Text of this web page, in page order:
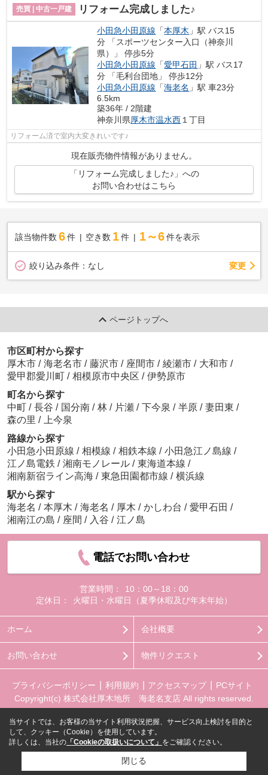
売買 | 中古一戸建 リフォーム完成しました♪
小田急小田原線 「本厚木 」駅 バス15
分 「スポーツセンター入口（神奈川
県）」 停歩5分
小田急小田原線 「愛甲石田 」駅 バス17
分 「毛利台団地」 停歩12分
小田急小田原線 「海老名 」駅 車23分
6.5km
築36年 / 2階建
神奈川県厚木市温水西 １丁目
リフォーム済で室内大変きれいです♪
現在販売物件情報がありません。
「リフォーム完成しました♪」への
お問い合わせはこちら
該当物件数 6件 空き数 1 件 1～6 件を表示
絞り込み条件： なし 変更
ページトップへ
市区町村から探す
厚木市 / 海老名市 / 藤沢市 / 座間市 / 綾瀬市 / 大和市 /
愛甲郡愛川町 / 相模原市中央区 / 伊勢原市
町名から探す
中町 / 長谷 / 国分南 / 林 / 片瀬 / 下今泉 / 半原 / 妻田東 /
森の里 /
上今泉
路線から探す
小田急小田原線 / 相模線 / 相鉄本線 / 小田急江ノ島線 /
江ノ島電鉄 / 湘南モノレール / 東海道本線 /
湘南新宿ライン高海 / 東急田園都市線 / 横浜線
駅から探す
海老名 / 本厚木 / 海老名 / 厚木 / かしわ台 / 愛甲石田 /
湘南江の島 / 座間 / 入谷 / 江ノ島
電話でお問い合わせ
営業時間：
10：00～18：00
定休日：
火曜日・水曜日（夏季休暇及び年末年始）
ホーム 会社概要
お問い合わせ 物件リクエスト
プライバシーポリシー 利用規約 アクセスマップ
PCサイト
Copyright(c) 株式会社厚木地所 海老名支店 All rights reserved.
当サイトでは、お客様の当サイト利用状況把握、サービス向上検討を目的と
して、クッキー（Cookie）を使用しています。
詳しくは、当社の 「Cookieの取扱いについて」 をご確認ください。
閉じる